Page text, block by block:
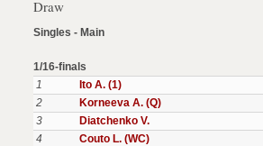
Draw
Singles - Main
1/16-finals
1
Ito A. (1)
2
Korneeva A. (Q)
3
Diatchenko V.
4
Couto L. (WC)